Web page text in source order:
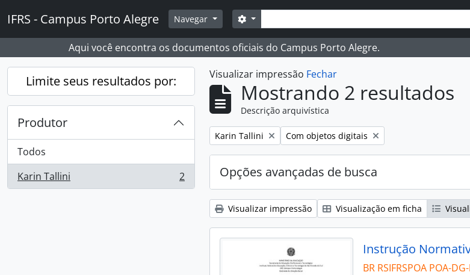
IFRS - Campus Porto Alegre Navegar Buscar
Opções de busca
Aqui você encontra os documentos oficiais do Campus Porto Alegre.
Limite seus resultados por:
Produtor
Todos
Karin Tallini
, 2 resultados 2
Visualizar impressão Fechar
Mostrando 2 resultados
Descrição arquivística
Remover filtro:
Karin Tallini Remover filtro:
Com objetos digitais
Opções avançadas de busca
Visualizar impressão Visualização em ficha
Instrução
BR RSIFRSPOA POA-